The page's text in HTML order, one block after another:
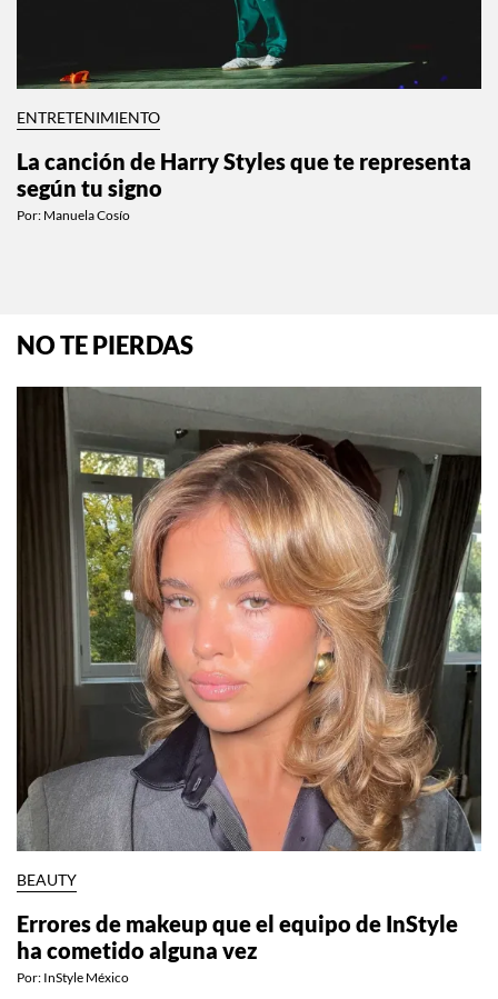
ENTRETENIMIENTO
La canción de Harry Styles que te representa
según tu signo
Por: Manuela Cosío
NO TE PIERDAS
BEAUTY
Errores de makeup que el equipo de InStyle
ha cometido alguna vez
Por: InStyle México